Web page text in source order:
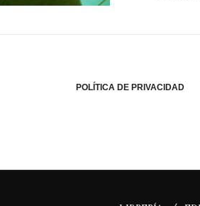
POLÍTICA DE PRIVACIDAD